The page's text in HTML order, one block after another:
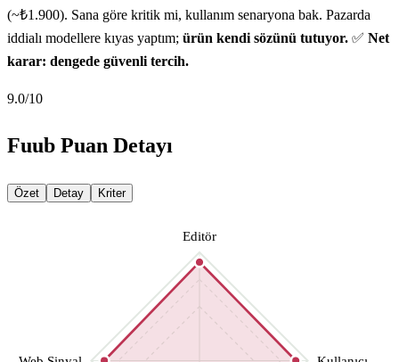
(~₺1.900). Sana göre kritik mi, kullanım senaryona bak. Pazarda
iddialı modellere kıyas yaptım; ürün kendi sözünü tutuyor. ✅ Net
karar: dengede güvenli tercih.
9.0/10
Fuub Puan Detayı
Özet Detay Kriter
Editör